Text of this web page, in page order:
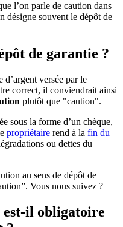
l’on parle de caution dans
désigne souvent le dépôt de
de garantie ?
d’argent versée par le
correct, il conviendrait ainsi
plutôt que "caution".
sous la forme d’un chèque,
propriétaire rend à la fin du
ou dettes du
au sens de dépôt de
Vous nous suivez ?
est-il obligatoire